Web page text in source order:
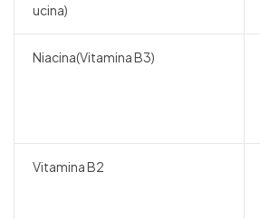
ucina)
Niacina(Vitamina B3)
Vitamina B2